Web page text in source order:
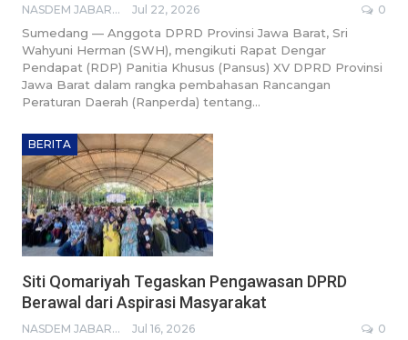
NASDEM JABAR BROADCASTING NETWORK Jul 22, 2026 0
Sumedang — Anggota DPRD Provinsi Jawa Barat, Sri
Wahyuni Herman (SWH), mengikuti Rapat Dengar
Pendapat (RDP) Panitia Khusus (Pansus) XV DPRD Provinsi
Jawa Barat dalam rangka pembahasan Rancangan
Peraturan Daerah (Ranperda) tentang…
BERITA
Siti Qomariyah Tegaskan Pengawasan DPRD
Berawal dari Aspirasi Masyarakat
NASDEM JABAR BROADCASTING NETWORK Jul 16, 2026 0